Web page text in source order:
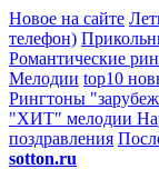
Новое на сайте
телефон)
Романтические
Мелодии top10
Рингтоны
"ХИТ" мелодии
поздравления
sotton.ru